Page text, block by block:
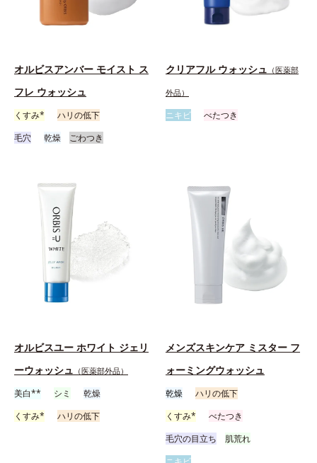
オルビスアンバー モイスト ス
フレ ウォッシュ
くすみ*
ハリの低下
毛穴
乾燥 ごわつき
クリアフル ウォッシュ （医薬部
外品）
ニキビ べたつき
オルビスユー ホワイト ジェリ
ーウォッシュ （医薬部外品）
美白** シミ
乾燥
くすみ*
ハリの低下
メンズスキンケア ミスター フ
ォーミングウォッシュ
乾燥
ハリの低下
くすみ*
べたつき
毛穴の目立ち
肌荒れ